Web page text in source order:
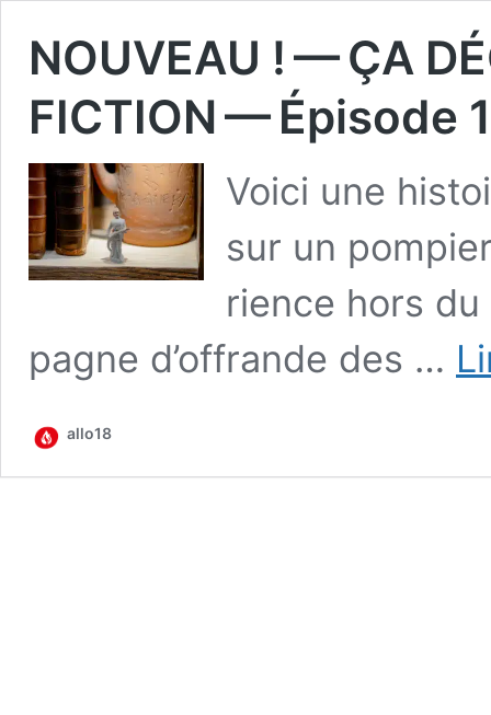
NOUVEAU ! — ÇA
FICTION — Épisode
Voi­ci une
sur un
rience hors
pagne d’offrande des …
allo18